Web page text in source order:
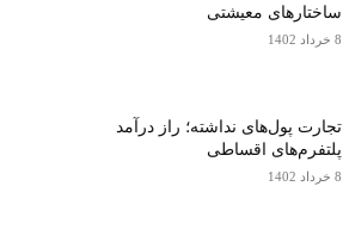
ساختارهای معیشتی
8 خرداد 1402
تجارت پول‌های نداشته؛ راز درآمد
پلتفرم‌های اقساطی
8 خرداد 1402